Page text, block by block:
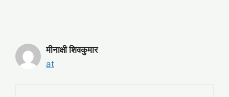
मीनाक्षी शिवकुमार
at